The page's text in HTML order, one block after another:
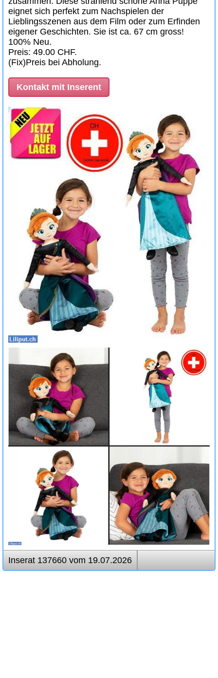
eignet sich perfekt zum Nachspielen der
Lieblingsszenen aus dem Film oder zum Erfinden
eigener Geschichten. Sie ist ca. 67 cm gross!
100% Neu.
Preis: 49.00 CHF.
(Fix)Preis bei Abholung.
Kontakt mit Inserent
Inserat 137660 vom 19.07.2026